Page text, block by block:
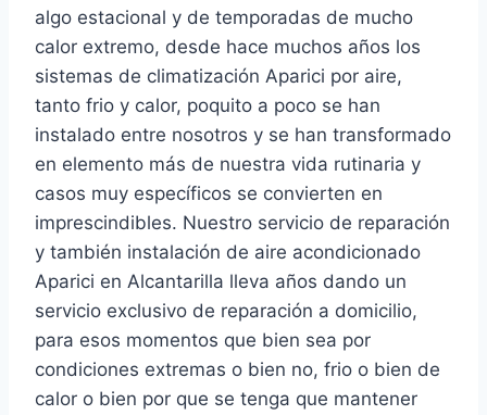
algo estacional y de temporadas de mucho
calor extremo, desde hace muchos años los
sistemas de climatización Aparici por aire,
tanto frio y calor, poquito a poco se han
instalado entre nosotros y se han transformado
en elemento más de nuestra vida rutinaria y
casos muy específicos se convierten en
imprescindibles. Nuestro servicio de reparación
y también instalación de aire acondicionado
Aparici en Alcantarilla lleva años dando un
servicio exclusivo de reparación a domicilio,
para esos momentos que bien sea por
condiciones extremas o bien no, frio o bien de
calor o bien por que se tenga que mantener